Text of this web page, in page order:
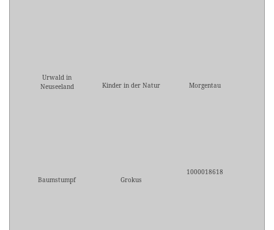
Urwald in
Neuseeland
Kinder in der Natur Morgentau
Baumstumpf Grokus
1000018618